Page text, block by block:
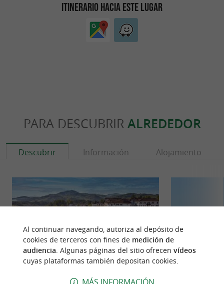
ITINERARIO HACIA ESTE LUGAR
PARA DESCUBRIR ALREDEDOR
Descubrir Información Alojamiento
Al continuar navegando, autoriza al depósito de
cookies de terceros con fines de medición de
audiencia. Algunas páginas del sitio ofrecen vídeos
cuyas plataformas también depositan cookies.